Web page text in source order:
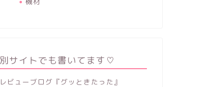
別サイトでも書いてます♡
レビューブログ『グッときたった』